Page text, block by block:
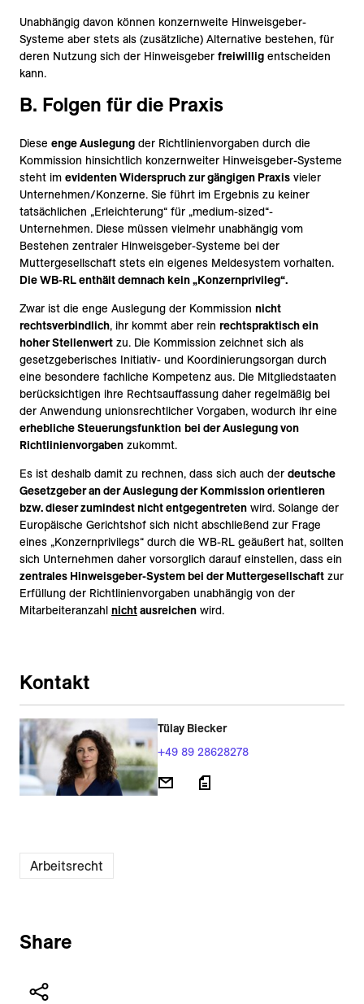
Unabhängig davon können konzernweite Hinweisgeber-
Systeme aber stets als (zusätzliche) Alternative bestehen, für
deren Nutzung sich der Hinweisgeber freiwillig entscheiden
kann.
B. Folgen für die Praxis
Diese enge Auslegung der Richtlinienvorgaben durch die
Kommission hinsichtlich konzernweiter Hinweisgeber-Systeme
steht im evidenten Widerspruch zur gängigen Praxis vieler
Unternehmen/Konzerne. Sie führt im Ergebnis zu keiner
tatsächlichen „Erleichterung“ für „medium-sized“-
Unternehmen. Diese müssen vielmehr unabhängig vom
Bestehen zentraler Hinweisgeber-Systeme bei der
Muttergesellschaft stets ein eigenes Meldesystem vorhalten.
Die WB-RL enthält demnach kein „Konzernprivileg“.
Zwar ist die enge Auslegung der Kommission nicht
rechtsverbindlich, ihr kommt aber rein rechtspraktisch ein
hoher Stellenwert zu. Die Kommission zeichnet sich als
gesetzgeberisches Initiativ- und Koordinierungsorgan durch
eine besondere fachliche Kompetenz aus. Die Mitgliedstaaten
berücksichtigen ihre Rechtsauffassung daher regelmäßig bei
der Anwendung unionsrechtlicher Vorgaben, wodurch ihr eine
erhebliche Steuerungsfunktion bei der Auslegung von
Richtlinienvorgaben zukommt.
Es ist deshalb damit zu rechnen, dass sich auch der deutsche
Gesetzgeber an der Auslegung der Kommission orientieren
bzw. dieser zumindest nicht entgegentreten wird. Solange der
Europäische Gerichtshof sich nicht abschließend zur Frage
eines „Konzernprivilegs“ durch die WB-RL geäußert hat, sollten
sich Unternehmen daher vorsorglich darauf einstellen, dass ein
zentrales Hinweisgeber-System bei der Muttergesellschaft zur
Erfüllung der Richtlinienvorgaben unabhängig von der
Mitarbeiteranzahl nichtausreichen wird.
Kontakt
Tülay Biecker
+49 89 28628278
Arbeitsrecht
Share